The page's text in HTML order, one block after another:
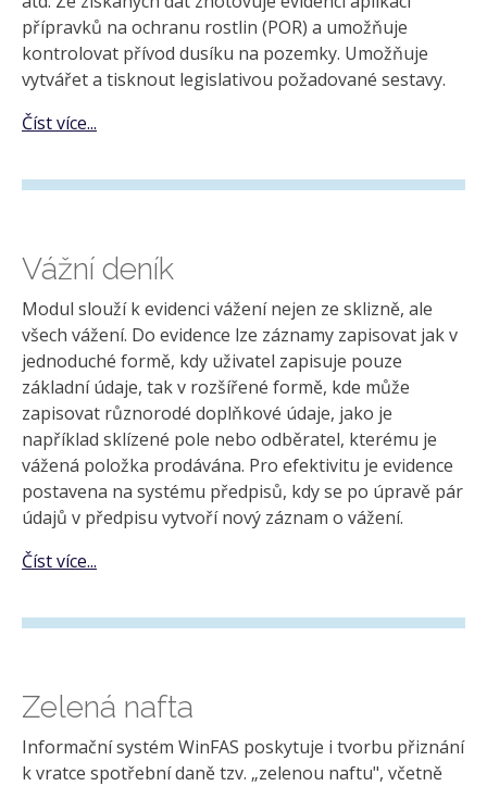
přípravků na ochranu rostlin (POR) a umožňuje
kontrolovat přívod dusíku na pozemky. Umožňuje
vytvářet a tisknout legislativou požadované sestavy.
Číst více...
Vážní deník
Modul slouží k evidenci vážení nejen ze sklizně, ale
všech vážení. Do evidence lze záznamy zapisovat jak v
jednoduché formě, kdy uživatel zapisuje pouze
základní údaje, tak v rozšířené formě, kde může
zapisovat různorodé doplňkové údaje, jako je
například sklízené pole nebo odběratel, kterému je
vážená položka prodávána. Pro efektivitu je evidence
postavena na systému předpisů, kdy se po úpravě pár
údajů v předpisu vytvoří nový záznam o vážení.
Číst více...
Zelená nafta
Informační systém WinFAS poskytuje i tvorbu přiznání
k vratce spotřební daně tzv. „zelenou naftu", včetně